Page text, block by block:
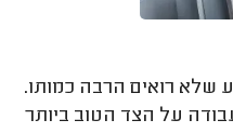
שלא רואים הרבה כמותו.
על הצד הטוב ביותר